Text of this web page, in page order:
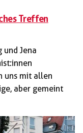
Treffen
und Jena
uns mit allen
aber gemeint